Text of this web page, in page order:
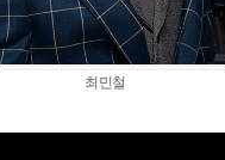
최민철